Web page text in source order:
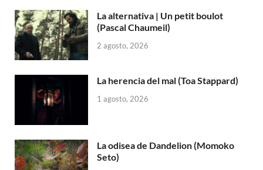
La alternativa | Un petit boulot
(Pascal Chaumeil)
2 agosto, 2026
La herencia del mal (Toa Stappard)
1 agosto, 2026
La odisea de Dandelion (Momoko
Seto)